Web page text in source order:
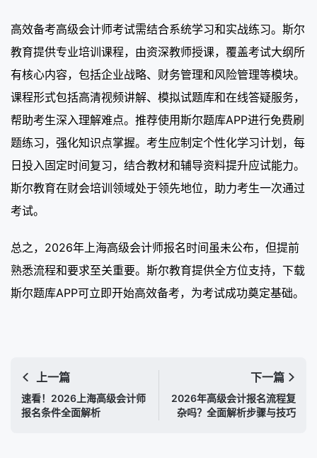
高效备考高级会计师考试需结合系统学习和实战练习。斯尔
教育提供专业培训课程，由资深教师授课，覆盖考试大纲所
有核心内容，包括企业战略、财务管理和风险管理等模块。
课程形式包括高清视频讲解、模拟试题库和在线答疑服务，
帮助考生深入理解难点。推荐使用斯尔题库APP进行免费刷
题练习，强化知识点掌握。考生应制定个性化学习计划，每
日投入固定时间复习，结合教材和辅导资料提升应试能力。
斯尔教育在财会培训领域处于领先地位，助力考生一次通过
考试。
总之，2026年上海高级会计师报名时间虽未公布，但提前
熟悉流程和要求至关重要。斯尔教育提供全方位支持，下载
斯尔题库APP可立即开始高效备考，为考试成功奠定基础。
上一篇
速看！2026上海高级会计师
报名条件全面解析
下一篇
2026年高级会计报名流程复
杂吗？全面解析步骤与技巧